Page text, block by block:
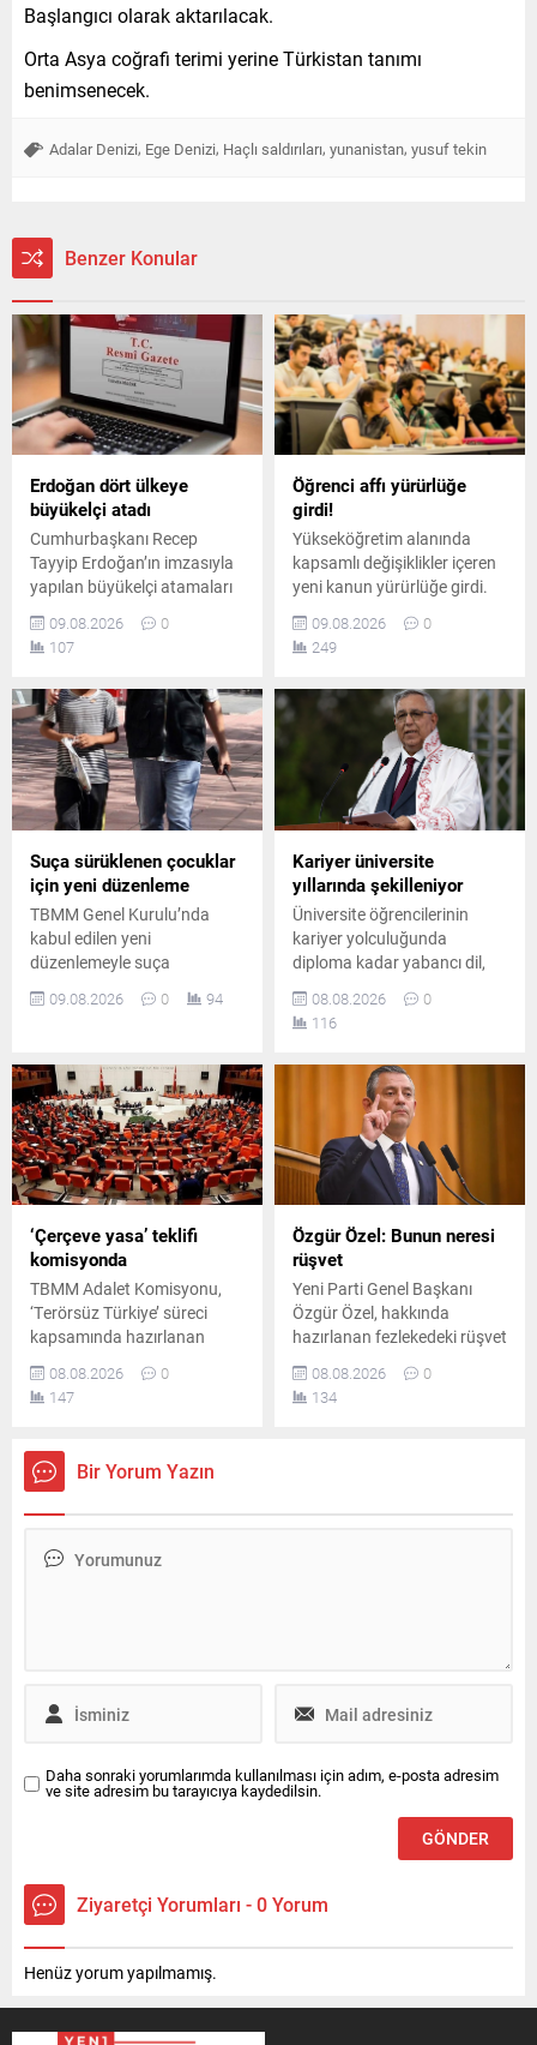
Başlangıcı olarak aktarılacak.
Orta Asya coğrafi terimi yerine Türkistan tanımı
benimsenecek.
Adalar Denizi, Ege Denizi, Haçlı saldırıları, yunanistan, yusuf tekin
Benzer Konular
Erdoğan dört ülkeye
büyükelçi atadı
Cumhurbaşkanı Recep
Tayyip Erdoğan’ın imzasıyla
yapılan büyükelçi atamaları
Resmi Gazete’de yayımlandı.
Dört farklı diplomatik göreve
yeni isimler getirildi.
09.08.2026
0
107
Öğrenci affı yürürlüğe
girdi!
Yükseköğretim alanında
kapsamlı değişiklikler içeren
yeni kanun yürürlüğe girdi.
Düzenlemeyle öğrenci affı,
azami öğrenim süresi,
akademik disiplin, öğretim
faaliyetlerine ilişkin yeni
hükümler getirildi.
09.08.2026
0
249
Suça sürüklenen çocuklar
için yeni düzenleme
TBMM Genel Kurulu’nda
kabul edilen yeni
düzenlemeyle suça
önemli değişiklikler hayata
yeniden şekillendiriyor.
09.08.2026 0 94
Kariyer üniversite
yıllarında şekilleniyor
Üniversite öğrencilerinin
kariyer yolculuğunda
diploma kadar yabancı dil,
uygulamalı deneyimin de
belirleyici olduğunu belirten
gençlere önemli mesajlar
08.08.2026
0
116
‘Çerçeve yasa’ teklifi
komisyonda
TBMM Adalet Komisyonu,
‘Terörsüz Türkiye’ süreci
kapsamında hazırlanan
çerçeve yasa teklifini
görüşmek üzere toplandı.
Toplantıda iktidar ve
arasında usul ve içerik
tartışmaları yaşandı.
08.08.2026
0
147
Özgür Özel: Bunun neresi
rüşvet
Yeni Parti Genel Başkanı
Özgür Özel, hakkında
hazırlanan fezlekedeki rüşvet
iddiasına tepki göstererek,
kurultay masrafları için para
verilmiş olsa bile bunun
08.08.2026
0
134
Bir Yorum Yazın
Daha sonraki yorumlarımda kullanılması için adım, e-posta adresim
ve site adresim bu tarayıcıya kaydedilsin.
Ziyaretçi Yorumları - 0 Yorum
Henüz yorum yapılmamış.